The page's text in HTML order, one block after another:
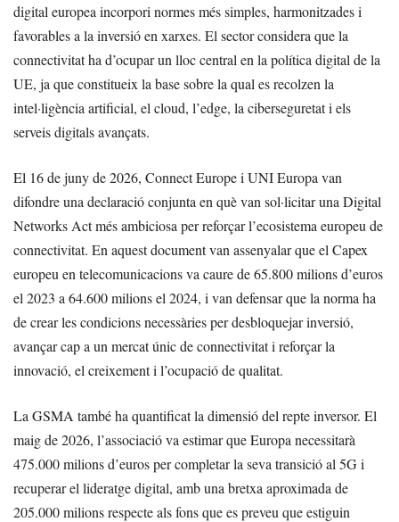
digital europea incorpori normes més simples, harmonitzades i
favorables a la inversió en xarxes. El sector considera que la
connectivitat ha d’ocupar un lloc central en la política digital de la
UE, ja que constitueix la base sobre la qual es recolzen la
intel·ligència artificial, el cloud, l’edge, la ciberseguretat i els
serveis digitals avançats.
El 16 de juny de 2026, Connect Europe i UNI Europa van
difondre una declaració conjunta en què van sol·licitar una Digital
Networks Act més ambiciosa per reforçar l’ecosistema europeu de
connectivitat. En aquest document van assenyalar que el Capex
europeu en telecomunicacions va caure de 65.800 milions d’euros
el 2023 a 64.600 milions el 2024, i van defensar que la norma ha
de crear les condicions necessàries per desbloquejar inversió,
avançar cap a un mercat únic de connectivitat i reforçar la
innovació, el creixement i l’ocupació de qualitat.
La GSMA també ha quantificat la dimensió del repte inversor. El
maig de 2026, l’associació va estimar que Europa necessitarà
475.000 milions d’euros per completar la seva transició al 5G i
recuperar el lideratge digital, amb una bretxa aproximada de
205.000 milions respecte als fons que es preveu que estiguin